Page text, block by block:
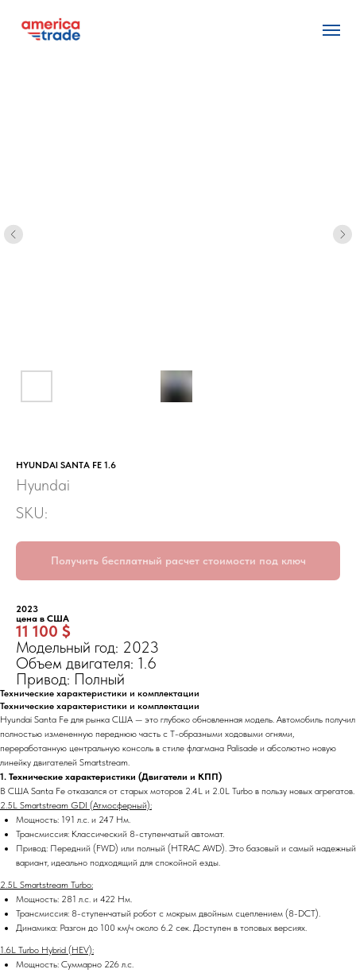
HYUNDAI SANTA FE 1.6
Hyundai
SKU:
Получить бесплатный расчет стоимости под ключ
2023
цена в США
11 100 $
Модельный год: 2023
Объем двигателя: 1.6
Привод: Полный
Технические характеристики и комплектации
Технические характеристики и комплектации
Hyundai Santa Fe для рынка США — это глубоко обновленная модель. Автомобиль получил
полностью измененную переднюю часть с T-образными ходовыми огнями,
переработанную центральную консоль в стиле флагмана Palisade и абсолютно новую
линейку двигателей Smartstream.
1. Технические характеристики (Двигатели и КПП)
В США Santa Fe отказался от старых моторов 2.4L и 2.0L Turbo в пользу новых агрегатов.
2.5L Smartstream GDI (Атмосферный):
Мощность: 191 л.с. и 247 Нм.
Трансмиссия: Классический 8-ступенчатый автомат.
Привод: Передний (FWD) или полный (HTRAC AWD). Это базовый и самый надежный
вариант, идеально подходящий для спокойной езды.
2.5L Smartstream Turbo:
Мощность: 281 л.с. и 422 Нм.
Трансмиссия: 8-ступенчатый робот с мокрым двойным сцеплением (8-DCT).
Динамика: Разгон до 100 км/ч около 6.2 сек. Доступен в топовых версиях.
1.6L Turbo Hybrid (HEV):
Мощность: Суммарно 226 л.с.